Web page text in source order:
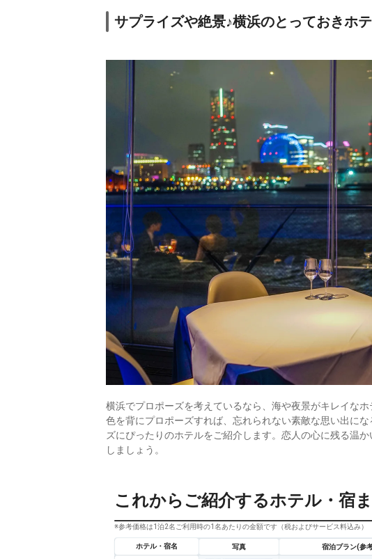
サプライズや絶景♪横浜のとっておきホ
横浜でプロポーズを考えているなら、海や夜景がキレイな
色を背にプロポーズすれば、忘れられない素敵な思い出に
ズにぴったりのホテルをご紹介します。恋人の心に残る温
しましょう。
これからご紹介するホテル・宿
※参考価格は1泊2名ご利用時の1名あたりの金額です（税およびサービス料込み）
ホテル・宿名 写真 宿泊プラン(参